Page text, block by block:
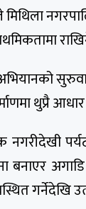
मिथिला
थुप्रै
नगरीदेखी
बनाएर
गर्नेदेखि